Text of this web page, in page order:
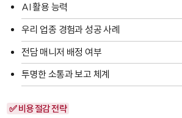
AI 활용 능력
우리 업종 경험과 성공 사례
전담 매니저 배정 여부
투명한 소통과 보고 체계
✅ 비용 절감 전략